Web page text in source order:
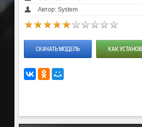
Автор: System
СКАЧАТЬ МОДЕЛЬ КАК